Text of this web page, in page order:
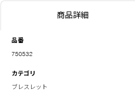
商品詳細
品番
750532
カテゴリ
ブレスレット